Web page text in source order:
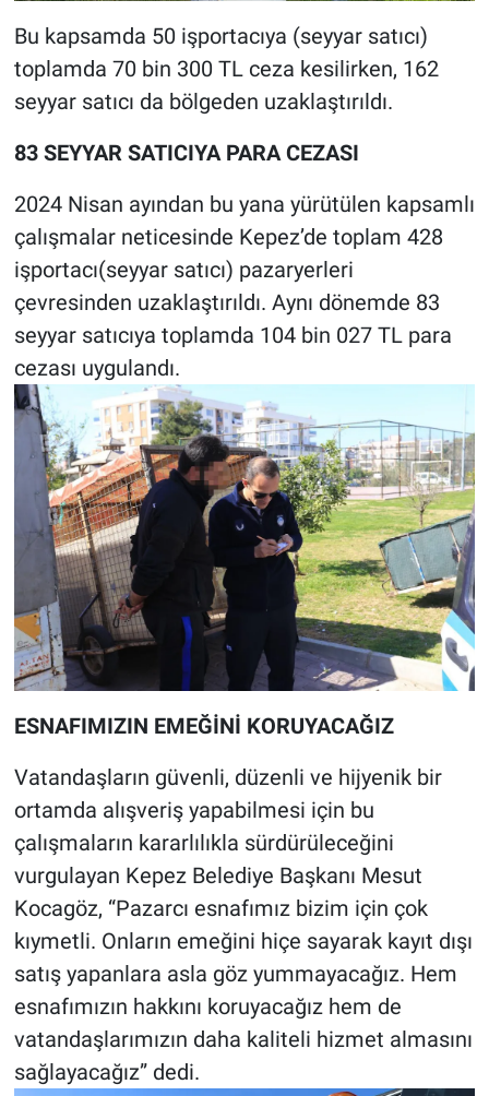
Bu kapsamda 50 işportacıya (seyyar satıcı)
toplamda 70 bin 300 TL ceza kesilirken, 162
seyyar satıcı da bölgeden uzaklaştırıldı.
83 SEYYAR SATICIYA PARA CEZASI
2024 Nisan ayından bu yana yürütülen kapsamlı
çalışmalar neticesinde Kepez’de toplam 428
işportacı(seyyar satıcı) pazaryerleri
çevresinden uzaklaştırıldı. Aynı dönemde 83
seyyar satıcıya toplamda 104 bin 027 TL para
cezası uygulandı.
ESNAFIMIZIN EMEĞİNİ KORUYACAĞIZ
Vatandaşların güvenli, düzenli ve hijyenik bir
ortamda alışveriş yapabilmesi için bu
çalışmaların kararlılıkla sürdürüleceğini
vurgulayan Kepez Belediye Başkanı Mesut
Kocagöz, “Pazarcı esnafımız bizim için çok
kıymetli. Onların emeğini hiçe sayarak kayıt dışı
satış yapanlara asla göz yummayacağız. Hem
esnafımızın hakkını koruyacağız hem de
vatandaşlarımızın daha kaliteli hizmet almasını
sağlayacağız” dedi.